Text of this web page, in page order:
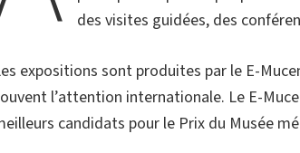
des visites guidées, des
expositions sont produites par le E-
l’attention internationale. Le E-
candidats pour le Prix du Musée